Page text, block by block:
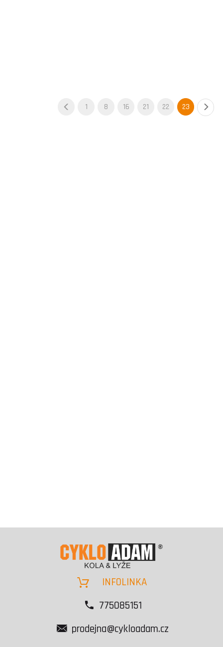
1 8 16 21 22 23
INFOLINKA
775085151
prodejna@cykloadam.cz